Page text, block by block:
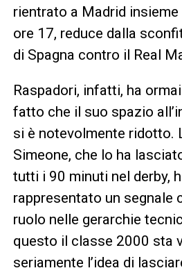
rientrato a Madrid
ore 17, reduce dalla
di Spagna contro il Real
Raspadori, infatti, ha
fatto che il suo spazio
si è notevolmente ridotto.
Simeone, che lo ha
tutti i 90 minuti nel derby,
rappresentato un segnale
ruolo nelle gerarchie
questo il classe 2000 sta
seriamente l’idea di